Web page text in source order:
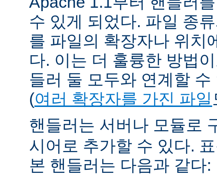
수 있게 되었다. 파일 종
를 파일의 확장자나 위치
다. 이는 더 훌륭한 방법
들러 둘 모두와 연계할
(여러 확장자를 가진 파일
핸들러는 서버나 모듈로
시어로 추가할 수 있다.
본 핸들러는 다음과 같다: